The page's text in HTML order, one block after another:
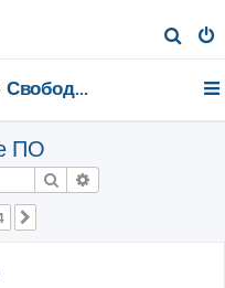
о
Свободное и несвободное ПО
ПО
Поиск